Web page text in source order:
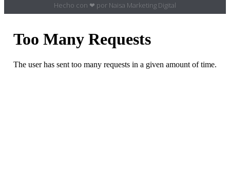
Hecho con ❤ por Naisa Marketing Digital